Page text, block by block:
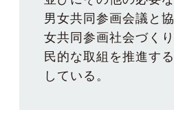
男女共同参画会議と
女共同参画社会づく
民的な取組を推進す
している。